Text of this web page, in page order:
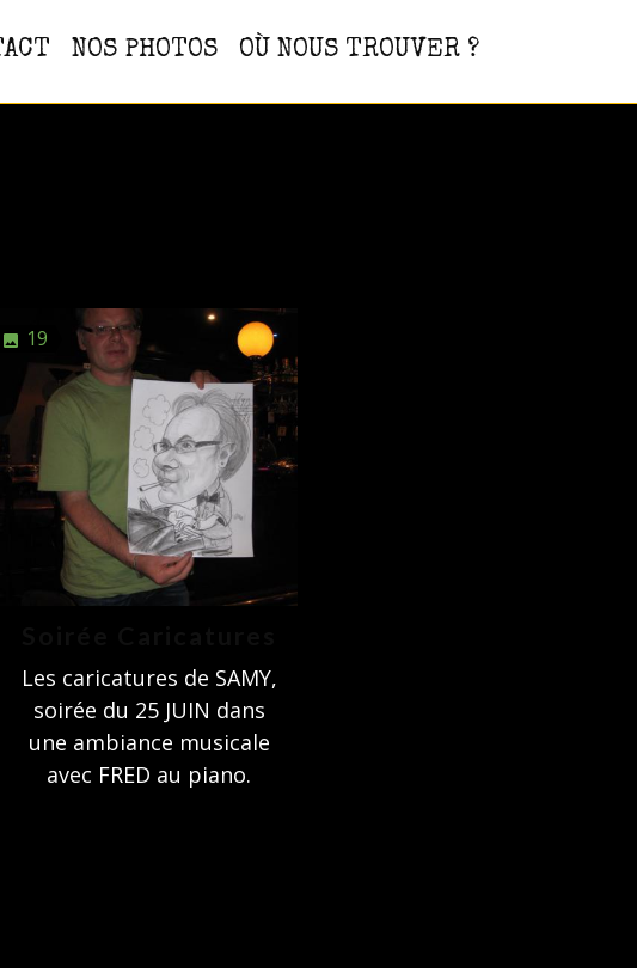
NOS PHOTOS OÙ NOUS TROUVER ?
19
Les caricatures de SAMY,
soirée du 25 JUIN dans
une ambiance musicale
avec FRED au piano.